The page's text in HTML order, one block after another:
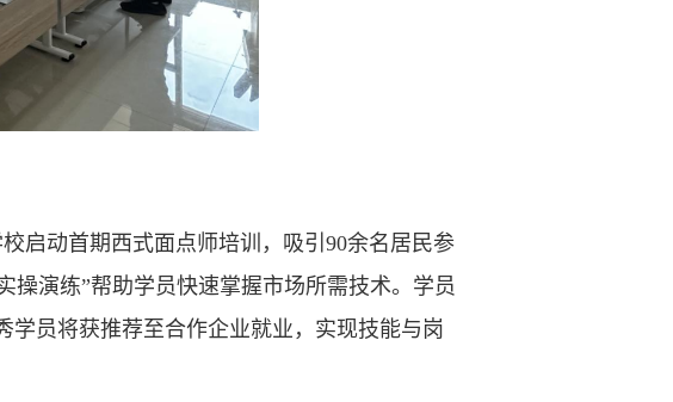
启动首期西式面点师培训，吸引90余名居民参
操演练”帮助学员快速掌握市场所需技术。学员
学员将获推荐至合作企业就业，实现技能与岗